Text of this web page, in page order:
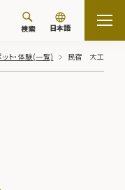
検索 日本語
ット・体験(一覧) 民宿 大工